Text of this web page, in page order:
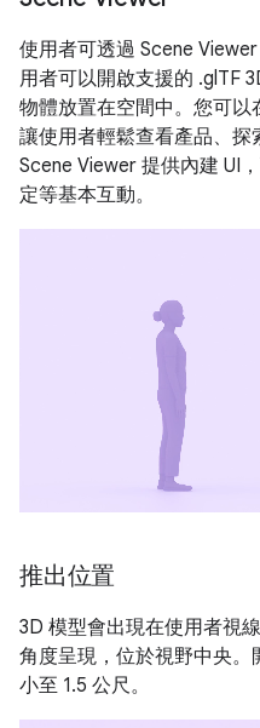
使用者可透過 Scene
用者可以開啟支援的 .glTF
物體放置在空間中。您可以
讓使用者輕鬆查看產品、探
Scene Viewer 提供內建 UI
定等基本互動。
推出位置
3D 模型會出現在使用者視
角度呈現，位於視野中央
小至 1.5 公尺。